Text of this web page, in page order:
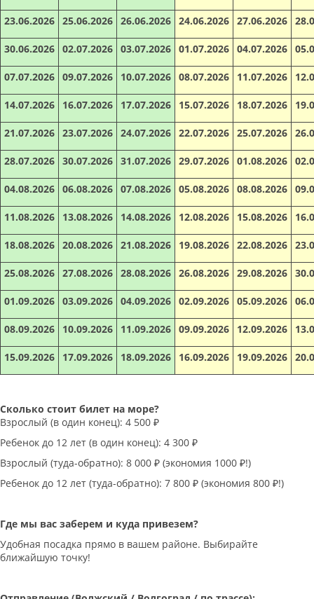
23.06.2026 25.06.2026 26.06.2026 24.06.2026 27.06.2026
30.06.2026 02.07.2026 03.07.2026 01.07.2026 04.07.2026
07.07.2026 09.07.2026 10.07.2026 08.07.2026 11.07.2026
14.07.2026 16.07.2026 17.07.2026 15.07.2026 18.07.2026
21.07.2026 23.07.2026 24.07.2026 22.07.2026 25.07.2026
28.07.2026 30.07.2026 31.07.2026 29.07.2026 01.08.2026
04.08.2026 06.08.2026 07.08.2026 05.08.2026 08.08.2026
11.08.2026 13.08.2026 14.08.2026 12.08.2026 15.08.2026
18.08.2026 20.08.2026 21.08.2026 19.08.2026 22.08.2026
25.08.2026 27.08.2026 28.08.2026 26.08.2026 29.08.2026
01.09.2026 03.09.2026 04.09.2026 02.09.2026 05.09.2026
08.09.2026 10.09.2026 11.09.2026 09.09.2026 12.09.2026
15.09.2026 17.09.2026 18.09.2026 16.09.2026 19.09.2026
Сколько стоит билет на море?
Взрослый (в один конец): 4 500 ₽
Ребенок до 12 лет (в один конец): 4 300 ₽
Взрослый (туда-обратно): 8 000 ₽ (экономия 1000 ₽!)
Ребенок до 12 лет (туда-обратно): 7 800 ₽ (экономия 800 ₽!)
Где мы вас заберем и куда привезем?
Удобная посадка прямо в вашем районе. Выбирайте
ближайшую точку!